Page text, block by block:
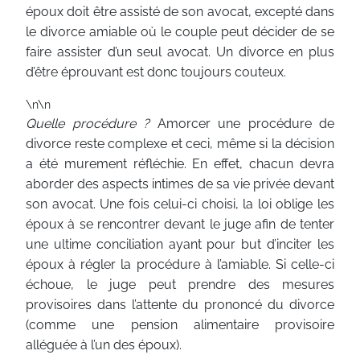
époux doit être assisté de son avocat, excepté dans
le divorce amiable où le couple peut décider de se
faire assister d’un seul avocat. Un divorce en plus
d’être éprouvant est donc toujours couteux.
\n\n
Quelle procédure ?Amorcer une procédure de
divorce reste complexe et ceci, même si la décision
a été murement réfléchie. En effet, chacun devra
aborder des aspects intimes de sa vie privée devant
son avocat. Une fois celui-ci choisi, la loi oblige les
époux à se rencontrer devant le juge afin de tenter
une ultime conciliation ayant pour but d’inciter les
époux à régler la procédure à l’amiable. Si celle-ci
échoue, le juge peut prendre des mesures
provisoires dans l’attente du prononcé du divorce
(comme une pension alimentaire provisoire
alléguée à l’un des époux).